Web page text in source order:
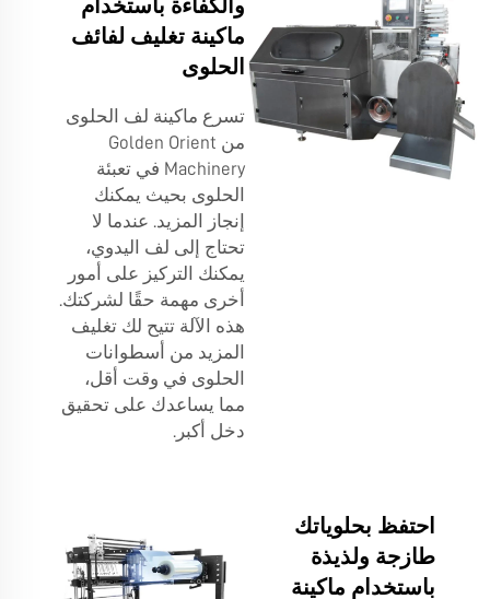
والكفاءة باستخدام
ماكينة تغليف لفائف
الحلوى
تسرع ماكينة لف الحلوى
من Golden Orient
Machinery في تعبئة
الحلوى بحيث يمكنك
إنجاز المزيد. عندما لا
تحتاج إلى لف اليدوي،
يمكنك التركيز على أمور
أخرى مهمة حقًا لشركتك.
هذه الآلة تتيح لك تغليف
المزيد من أسطوانات
الحلوى في وقت أقل،
مما يساعدك على تحقيق
دخل أكبر.
احتفظ بحلوياتك
طازجة ولذيذة
باستخدام ماكينة